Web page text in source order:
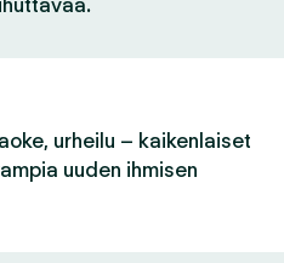
urheilu – kaikenlaiset
uuden ihmisen